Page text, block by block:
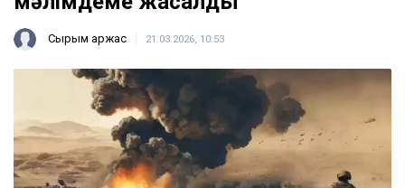
Сырым Қаржас 21.03.2026, 10:53